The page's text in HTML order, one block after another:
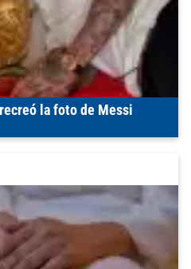
la foto de Messi